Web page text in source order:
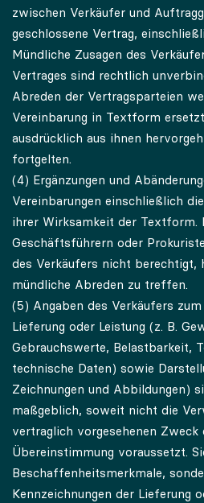
zwischen Verkäufer und
geschlossene Vertrag,
Mündliche Zusagen des
Vertrages sind rechtlich
Abreden der Vertragsparteien
Vereinbarung in Textform
ausdrücklich aus ihnen
fortgelten.
(4) Ergänzungen und
Vereinbarungen einschließlich
ihrer Wirksamkeit der Textform.
Geschäftsführern oder
des Verkäufers nicht berechtigt,
mündliche Abreden zu treffen.
(5) Angaben des Verkäufers
Lieferung oder Leistung (z. B.
Gebrauchswerte, Belastbarkeit,
technische Daten) sowie
Zeichnungen und Abbildungen)
maßgeblich, soweit nicht die
vertraglich vorgesehenen Zweck
Übereinstimmung voraussetzt.
Beschaffenheitsmerkmale,
Kennzeichnungen der Lieferung